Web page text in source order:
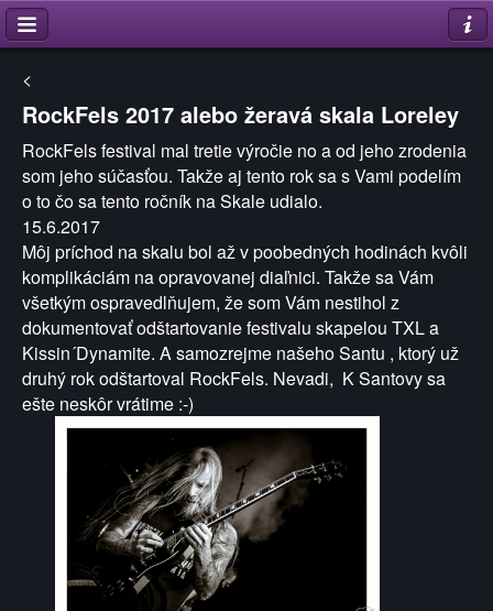
<
RockFels 2017 alebo žeravá skala Loreley
RockFels festival mal tretie výročie no a od jeho zrodenia
som jeho súčasťou. Takže aj tento rok sa s Vami podelím
o to čo sa tento ročník na Skale udialo.
15.6.2017
Môj príchod na skalu bol až v poobedných hodinách kvôli
komplikáciám na opravovanej diaľnici. Takže sa Vám
všetkým ospravedlňujem, že som Vám nestihol z
dokumentovať odštartovanie festivalu skapelou TXL a
Kissin´Dynamite. A samozrejme našeho Santu , ktorý už
druhý rok odštartoval RockFels. Nevadi, K Santovy sa
ešte neskôr vrátime :-)